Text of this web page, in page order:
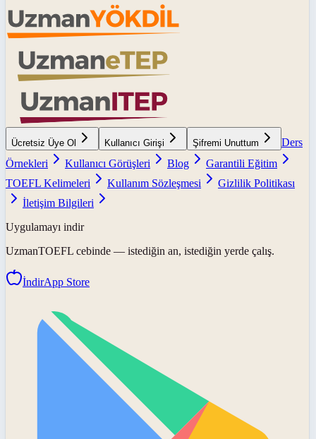
Ücretsiz Üye Ol Kullanıcı Girişi Şifremi Unuttum
Ders
Örnekleri
Kullanıcı Görüşleri Blog
Garantili Eğitim
TOEFL Kelimeleri
Kullanım Sözleşmesi
Gizlilik Politikası
İletişim Bilgileri
Uygulamayı indir
UzmanTOEFL cebinde — istediğin an, istediğin yerde çalış.
İndirApp Store